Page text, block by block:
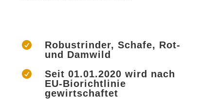

Robustrinder, Schafe, Rot-
und Damwild

Seit 01.01.2020 wird nach
EU-Biorichtlinie
gewirtschaftet